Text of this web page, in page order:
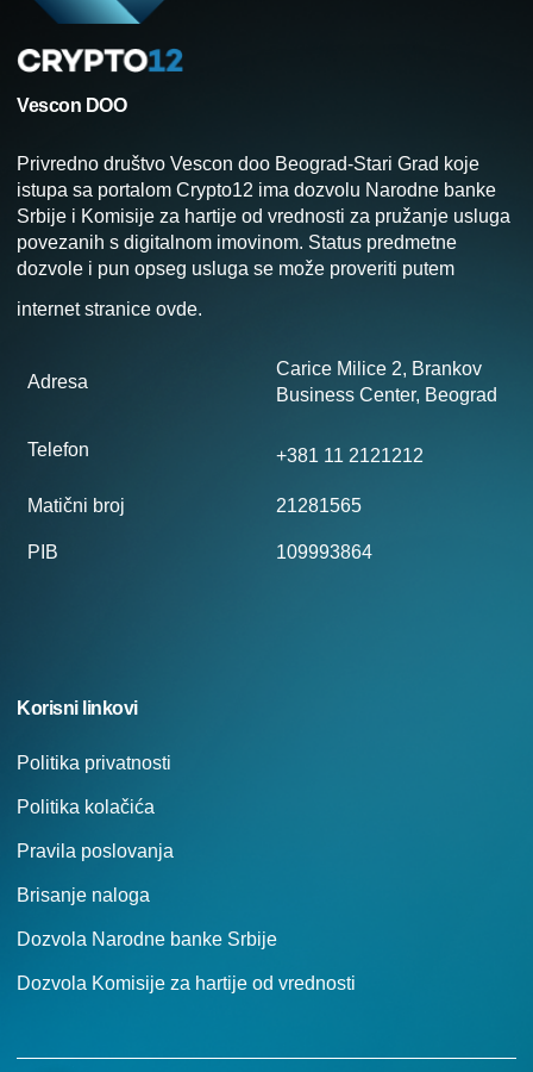
Vescon DOO
Privredno društvo Vescon doo Beograd-Stari Grad koje
istupa sa portalom Crypto12 ima dozvolu Narodne banke
Srbije i Komisije za hartije od vrednosti za pružanje usluga
povezanih s digitalnom imovinom. Status predmetne
dozvole i pun opseg usluga se može proveriti putem
internet stranice ovde.
Adresa
Carice Milice 2, Brankov
Business Center, Beograd
Telefon +381 11 2121212
Matični broj 21281565
PIB 109993864
Korisni linkovi
Politika privatnosti
Politika kolačića
Pravila poslovanja
Brisanje naloga
Dozvola Narodne banke Srbije
Dozvola Komisije za hartije od vrednosti